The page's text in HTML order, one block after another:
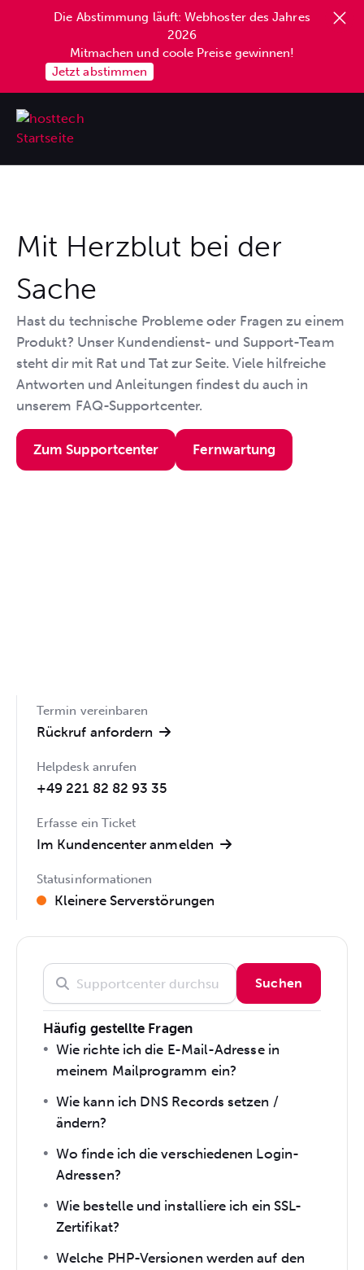
Die Abstimmung läuft: Webhoster des Jahres
2026
Mitmachen und coole Preise gewinnen!
Jetzt abstimmen
Mit Herzblut bei der
Sache
Hast du technische Probleme oder Fragen zu einem
Produkt? Unser Kundendienst- und Support-Team
steht dir mit Rat und Tat zur Seite. Viele hilfreiche
Antworten und Anleitungen findest du auch in
unserem FAQ-Supportcenter.
Zum Supportcenter Fernwartung
Termin vereinbaren
Rückruf anfordern
Helpdesk anrufen
+49 221 82 82 93 35
Erfasse ein Ticket
Im Kundencenter anmelden
Statusinformationen
Kleinere Serverstörungen
Suchen
Häufig gestellte Fragen
Wie richte ich die E-Mail-Adresse in
meinem Mailprogramm ein?
Wie kann ich DNS Records setzen /
ändern?
Wo finde ich die verschiedenen Login-
Adressen?
Wie bestelle und installiere ich ein SSL-
Zertifikat?
Welche PHP-Versionen werden auf den